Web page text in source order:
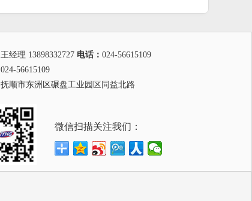
王经理 13898332727 电话： 024-56615109
024-56615109
抚顺市东洲区碾盘工业园区同益北路
微信扫描关注我们：